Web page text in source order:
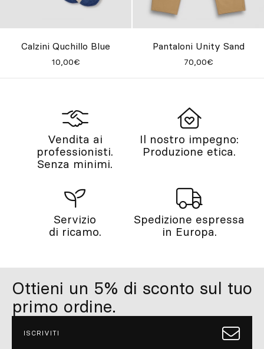
Calzini Quchillo Blue
10,00€
Pantaloni Unity Sand
70,00€
Vendita ai
professionisti.
Senza minimi.
Il nostro impegno:
Produzione etica.
Servizio
di ricamo.
Spedizione espressa
in Europa.
Ottieni un 5% di sconto sul tuo
primo ordine.
ISCRIVITI